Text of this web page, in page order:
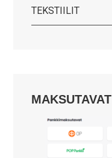
TEKSTIILIT
MAKSUTAVAT